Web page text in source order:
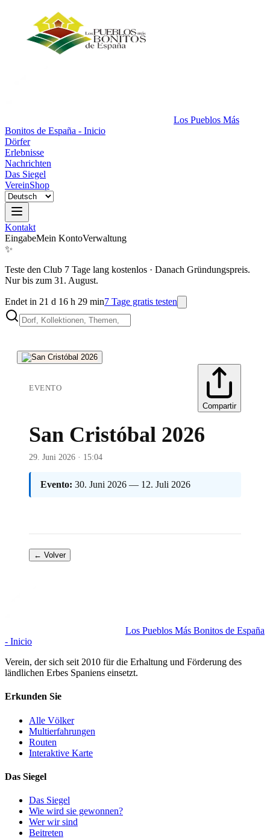
Los Pueblos Más
Bonitos de España - Inicio
Dörfer
Erlebnisse
Nachrichten
Das Siegel
VereinShop
Kontakt
EingabeMein KontoVerwaltung
✨
Teste den Club 7 Tage lang kostenlos · Danach Gründungspreis.
Nur bis zum 31. August.
Endet in 21 d 16 h 29 min7 Tage gratis testen
EVENTO
Compartir
San Cristóbal 2026
29. Juni 2026 · 15:04
Evento: 30. Juni 2026 — 12. Juli 2026
← Volver
Los Pueblos Más Bonitos de España
- Inicio
Verein, der sich seit 2010 für die Erhaltung und Förderung des
ländlichen Erbes Spaniens einsetzt.
Erkunden Sie
Alle Völker
Multierfahrungen
Routen
Interaktive Karte
Das Siegel
Das Siegel
Wie wird sie gewonnen?
Wer wir sind
Beitreten